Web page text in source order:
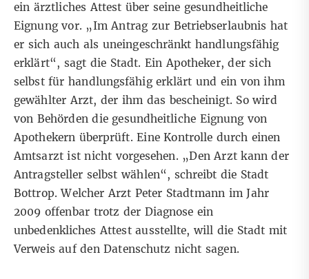
ein ärztliches Attest über seine gesundheitliche
Eignung vor. „Im Antrag zur Betriebserlaubnis hat
er sich auch als uneingeschränkt handlungsfähig
erklärt“, sagt die Stadt. Ein Apotheker, der sich
selbst für handlungsfähig erklärt und ein von ihm
gewählter Arzt, der ihm das bescheinigt. So wird
von Behörden die gesundheitliche Eignung von
Apothekern überprüft. Eine Kontrolle durch einen
Amtsarzt ist nicht vorgesehen. „Den Arzt kann der
Antragsteller selbst wählen“, schreibt die Stadt
Bottrop. Welcher Arzt Peter Stadtmann im Jahr
2009 offenbar trotz der Diagnose ein
unbedenkliches Attest ausstellte, will die Stadt mit
Verweis auf den Datenschutz nicht sagen.